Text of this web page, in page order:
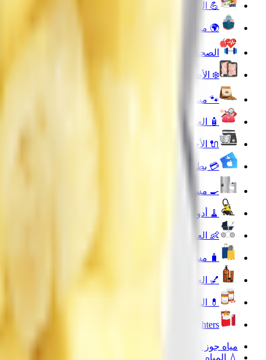
💪 التغذية الرياضية
🌍 مستوردة لك
الصحة واللياقة البدنية
❄️ الأطعمة المجمدة
🐾 مستلزمات الحيوانات الأليفة
🧴 العناية بالجمال والعطورات
🔌 الأجهزة الالكترونية
💳 بطاقات رقمية
🍳 مستلزمات المنزل والمطبخ
🧹 أدوات التنظيف المنزلية
👶 العناية بالطفل والأم
🧳 مستلزمات السفر والأنشطة الخارجية
💅 العناية الشخصية
💊 الصيدلية
Lighters
مياه جوز الهند والشجر
💧 المياه